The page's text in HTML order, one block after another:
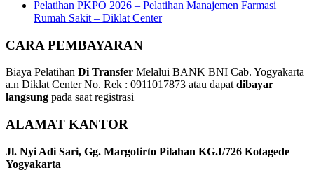
Pelatihan PKPO 2026 – Pelatihan Manajemen Farmasi
Rumah Sakit – Diklat Center
CARA PEMBAYARAN
Biaya Pelatihan Di Transfer Melalui BANK BNI Cab. Yogyakarta
a.n Diklat Center No. Rek : 0911017873 atau dapatdibayar
langsung pada saat registrasi
ALAMAT KANTOR
Jl. Nyi Adi Sari, Gg. Margotirto Pilahan KG.I/726 Kotagede
Yogyakarta